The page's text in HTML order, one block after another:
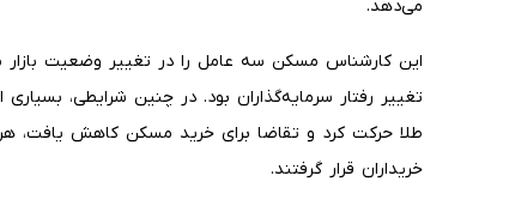
می‌دهد.
این کارشناس مسکن سه عامل را در تغییر وضعیت
تغییر رفتار سرمایه‌گذاران بود. در چنین شرایطی،
طلا حرکت کرد و تقاضا برای خرید مسکن کاهش یافت،
خریداران قرار گرفتند.